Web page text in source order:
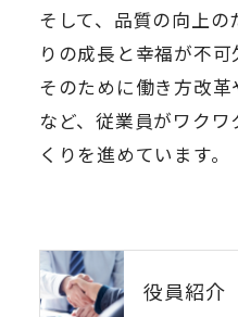
そして、品質の向上
りの成長と幸福が不可
そのために働き方改
など、従業員がワク
くりを進めています。
役員紹介